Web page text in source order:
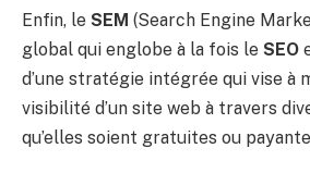
Enfin, le SEM (Search Engine
global qui englobe à la fois le SEO
d’une stratégie intégrée qui vise à
visibilité d’un site web à travers
qu’elles soient gratuites ou